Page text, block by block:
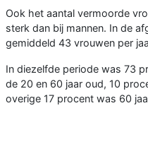
Ook het aantal vermoorde
sterk dan bij mannen. In de
gemiddeld 43 vrouwen per
In diezelfde periode was 73
de 20 en 60 jaar oud, 10
overige 17 procent was 60